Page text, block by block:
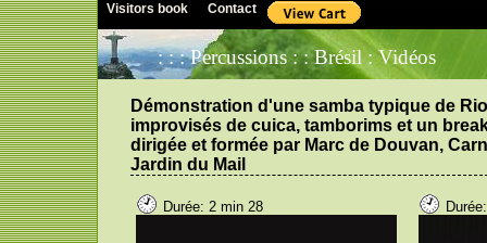
Visitors book
Contact
: : : Percussions : : Brésil : Vidéos
Démonstration d'une samba typique de
improvisés de cuica, tamborims et un
dirigée et formée par Marc de Douvan,
Jardin du Mail
Durée: 2 min 28